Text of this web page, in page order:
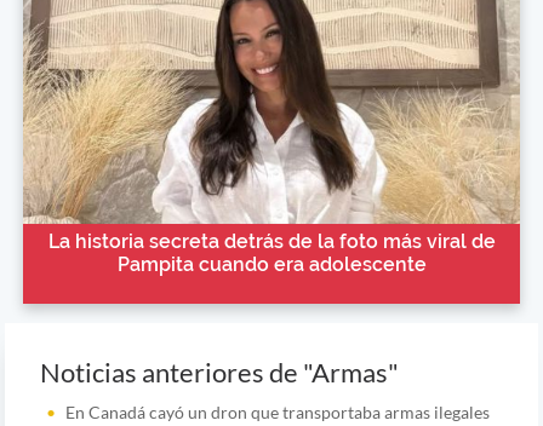
La historia secreta detrás de la foto más viral de
Pampita cuando era adolescente
Noticias anteriores de "Armas"
En Canadá cayó un dron que transportaba armas ilegales